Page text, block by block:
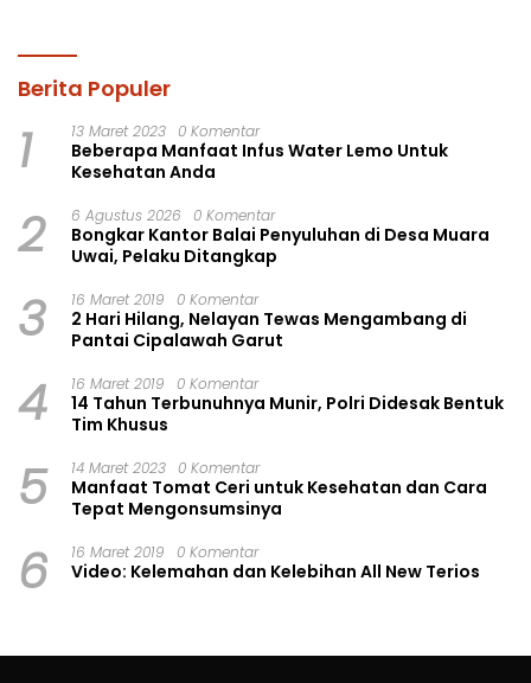
Berita Populer
1 13 Maret 2023 0 Komentar
Beberapa Manfaat Infus Water Lemo Untuk
Kesehatan Anda
2 6 Agustus 2026 0 Komentar
Bongkar Kantor Balai Penyuluhan di Desa Muara
Uwai, Pelaku Ditangkap
3 16 Maret 2019 0 Komentar
2 Hari Hilang, Nelayan Tewas Mengambang di
Pantai Cipalawah Garut
4 16 Maret 2019 0 Komentar
14 Tahun Terbunuhnya Munir, Polri Didesak Bentuk
Tim Khusus
5 14 Maret 2023 0 Komentar
Manfaat Tomat Ceri untuk Kesehatan dan Cara
Tepat Mengonsumsinya
6 16 Maret 2019 0 Komentar
Video: Kelemahan dan Kelebihan All New Terios